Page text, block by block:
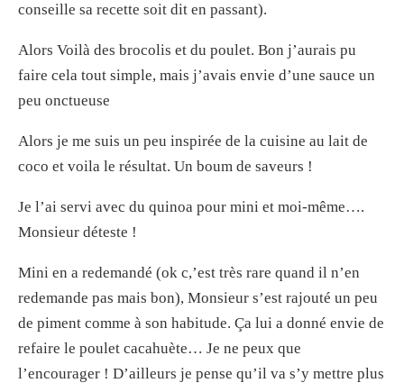
conseille sa recette soit dit en passant).
Alors Voilà des brocolis et du poulet. Bon j’aurais pu
faire cela tout simple, mais j’avais envie d’une sauce un
peu onctueuse
Alors je me suis un peu inspirée de la cuisine au lait de
coco et voila le résultat. Un boum de saveurs !
Je l’ai servi avec du quinoa pour mini et moi-même….
Monsieur déteste !
Mini en a redemandé (ok c,’est très rare quand il n’en
redemande pas mais bon), Monsieur s’est rajouté un peu
de piment comme à son habitude. Ça lui a donné envie de
refaire le poulet cacahuète… Je ne peux que
l’encourager ! D’ailleurs je pense qu’il va s’y mettre plus